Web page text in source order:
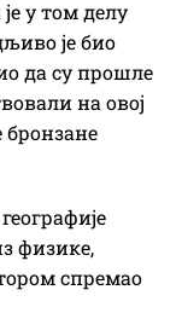
у том делу
је био
да су прошле
на овој
бронзане
физике,
спремао